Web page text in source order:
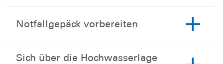
Notfallgepäck vorbereiten
Sich über die Hochwasserlage